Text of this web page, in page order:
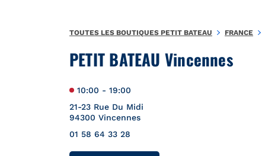
PETIT BATEAU Vincennes
10:00 - 19:00
21-23 Rue Du Midi
94300 Vincennes
01 58 64 33 28
TOUTES LES BOUTIQUES PETIT BATEAU FRANCE